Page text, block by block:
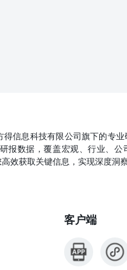
，全年重油升贴水偏强运行。
审慎，分析结论合理，但我
们提供的全部分析及建议内
交易后果，凡据此入市者，我
不得随意转载、复制、传播本
障或失灵、或因不可抗力造成
得信息科技有限公司旗下的专
报数据，覆盖宏观、行业、公
效获取关键信息，实现深度洞
客户端